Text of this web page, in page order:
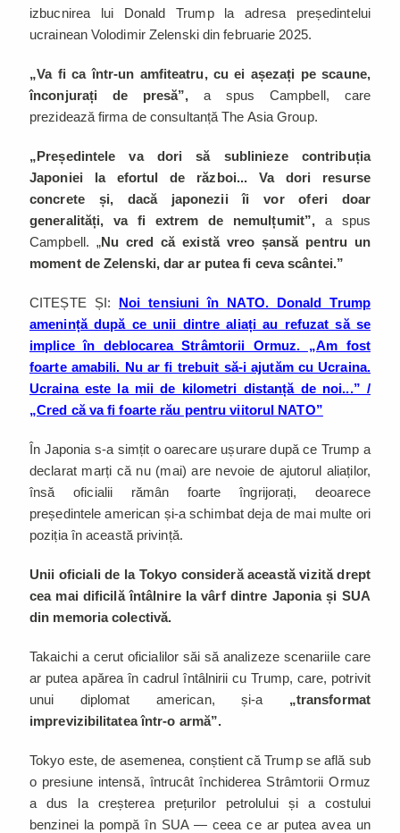
izbucnirea lui Donald Trump la adresa președintelui
ucrainean Volodimir Zelenski din februarie 2025.
„Va fi ca într-un amfiteatru, cu ei așezați pe scaune,
înconjurați de presă”,a spus Campbell, care
prezidează firma de consultanță The Asia Group.
„Președintele va dori să sublinieze contribuția
Japoniei la efortul de război... Va dori resurse
concrete și, dacă japonezii îi vor oferi doar
generalități, va fi extrem de nemulțumit”, a spus
Campbell. „Nu cred că există vreo șansă pentru un
moment de Zelenski, dar ar putea fi ceva scântei.”
CITEȘTE ȘI:
Noi tensiuni în NATO. Donald Trump
amenință după ce unii dintre aliați au refuzat să se
implice în deblocarea Strâmtorii Ormuz. „Am fost
foarte amabili. Nu ar fi trebuit să-i ajutăm cu Ucraina.
Ucraina este la mii de kilometri distanță de noi...” /
„Cred că va fi foarte rău pentru viitorul NATO”
În Japonia s-a simțit o oarecare ușurare după ce Trump a
declarat marți că nu (mai) are nevoie de ajutorul aliaților,
însă oficialii rămân foarte îngrijorați, deoarece
președintele american și-a schimbat deja de mai multe ori
poziția în această privință.
Unii oficiali de la Tokyo consideră această vizită drept
cea mai dificilă întâlnire la vârf dintre Japonia și SUA
din memoria colectivă.
Takaichi a cerut oficialilor săi să analizeze scenariile care
ar putea apărea în cadrul întâlnirii cu Trump, care, potrivit
unui diplomat american, și-a „transformat
imprevizibilitatea într-o armă”.
Tokyo este, de asemenea, conștient că Trump se află sub
o presiune intensă, întrucât închiderea Strâmtorii Ormuz
a dus la creșterea prețurilor petrolului și a costului
benzinei la pompă în SUA — ceea ce ar putea avea un